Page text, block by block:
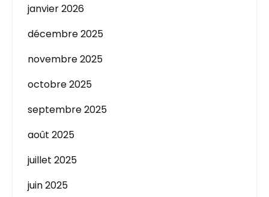
janvier 2026
décembre 2025
novembre 2025
octobre 2025
septembre 2025
août 2025
juillet 2025
juin 2025